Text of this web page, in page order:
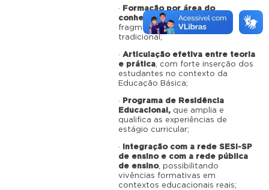
·
Formação por área do
conhecimento
, superando a
fragmentação disciplinar
tradicional;
· Articulação efetiva entre teoria
e prática, com forte inserção dos
estudantes no contexto da
Educação Básica;
·
Programa de Residência
Educacional, que amplia e
qualifica as experiências de
estágio curricular;
·
Integração com a rede SESI-SP
de ensino e com a rede pública
de ensino, possibilitando
vivências formativas em
contextos educacionais reais;